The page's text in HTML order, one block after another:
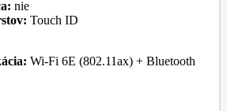
nie
Touch ID
Wi-Fi 6E (802.11ax) + Bluetooth